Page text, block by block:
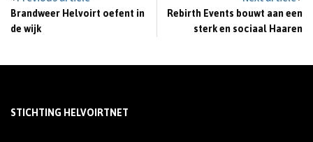
Brandweer Helvoirt oefent in
de wijk
Rebirth Events bouwt aan een
sterk en sociaal Haaren
STICHTING HELVOIRTNET